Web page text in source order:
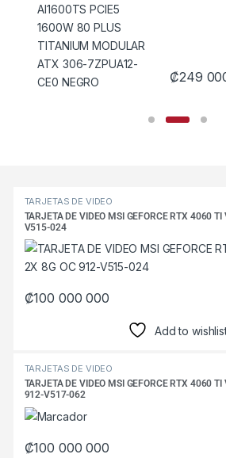
₡249
Products Grid
TARJETAS DE VIDEO
TARJETA DE VIDEO MSI GEFORCE RTX 4060
V515-024
₡100 000 000
Add to
TARJETAS DE VIDEO
TARJETA DE VIDEO MSI GEFORCE RTX 4060
912-V517-062
₡100 000 000